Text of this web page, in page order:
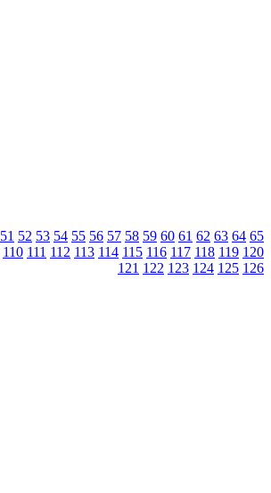
51 52 53 54 55 56 57 58 59 60 61 62 63 64 65
110 111 112 113 114 115 116 117 118 119 120
121 122 123 124 125 126